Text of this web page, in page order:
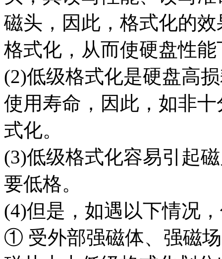
磁头，因此，格式化的
格式化，从而使硬盘性能
(2)低级格式化是硬盘高
使用寿命，因此，如非
式化。
(3)低级格式化容易引起
要低格。
(4)但是，如遇以下情况
① 受外部强磁体、强磁